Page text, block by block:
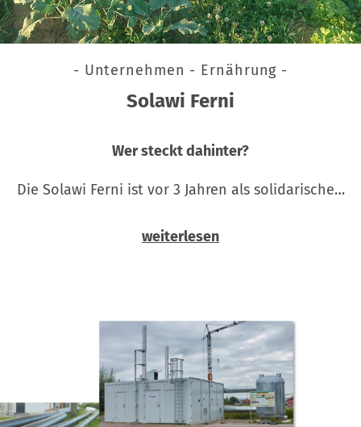
- Unternehmen - Ernährung -
Solawi Ferni
Wer steckt dahinter?
Die Solawi Ferni ist vor 3 Jahren als solidarische…
weiterlesen